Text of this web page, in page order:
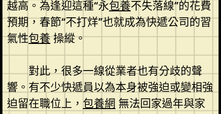
越高。為逢迎這種“永包養不失落線”的花費
預期，春節“不打烊”也就成為快遞公司的習
氣性包養操縱。
對此，很多一線從業者也有分歧的聲
響。有不少快遞員以為本身被強迫或變相強
迫留在職位上， 包養網 無法回家過年與家